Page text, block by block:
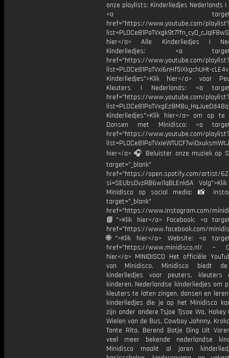
onze playlists: Kinderliedjes Nederlands |
<a
href="https://www.youtube.com/
hier</a> Alle Kinderliedjes |
Kinderliedjes: <a
href="https://www.youtube.com/
list=PL0Ce81PoTVxi6nHf5IXkgchUHt-
Kinderliedjes">Klik hier</a> voor
Kleuters | Nederlands: <a
href="https://www.youtube.com/
Kinderliedjes">Klik hier</a> om op te
Dansen met Minidisco: <a
href="https://www.youtube.com/
hier</a> 🎧 Beluister onze muziek op
target="_blank"
href="https://open.spotify.com/artist/
si=SEUbsDvzRB6wi1qBLEnk5A
Minidisco op social media: 📸
target="_blank"
href="https://www.instagram.com/
📘">Klik hier</a> Facebook: <a
href="https://www.facebook.com/
🌐">Klik hier</a> Website: <a
href="https://www.minidisco.nl/ –
hier</a> MINIDISCO Het officiële
van Minidisco. Minidisco biedt
kinderliedjes voor peuters, kleuters
kinderen. Nederlandse kinderliedjes om
kleuters te laten zingen, dansen en
kinderliedjes die je op het Minidisco
zijn onder andere Tsjoe Tjsoe Wa, Hokey
Wielen van de Bus, Cowboy Johnny,
Tante Rita, Berend Botje Ging Uit
veel meer bekende nederlandse
Minidisco maakt al jaren